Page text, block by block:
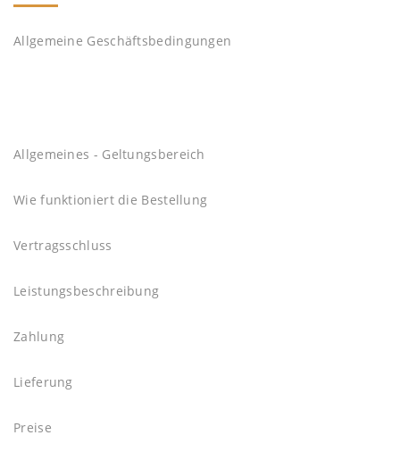
Allgemeine Geschäftsbedingungen
Allgemeines - Geltungsbereich
Wie funktioniert die Bestellung
Vertragsschluss
Leistungsbeschreibung
Zahlung
Lieferung
Preise